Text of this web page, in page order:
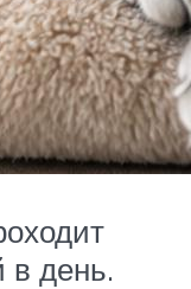
в день.